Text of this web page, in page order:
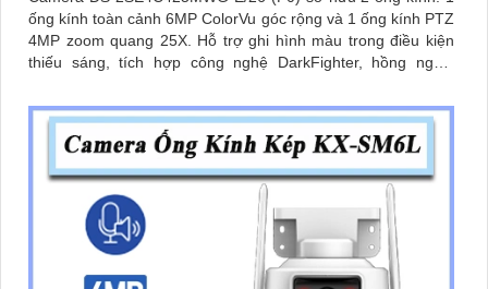
ống kính toàn cảnh 6MP ColorVu góc rộng và 1 ống kính PTZ
4MP zoom quang 25X. Hỗ trợ ghi hình màu trong điều kiện
thiếu sáng, tích hợp công nghệ DarkFighter, hồng ngoại
chuẩn nén H